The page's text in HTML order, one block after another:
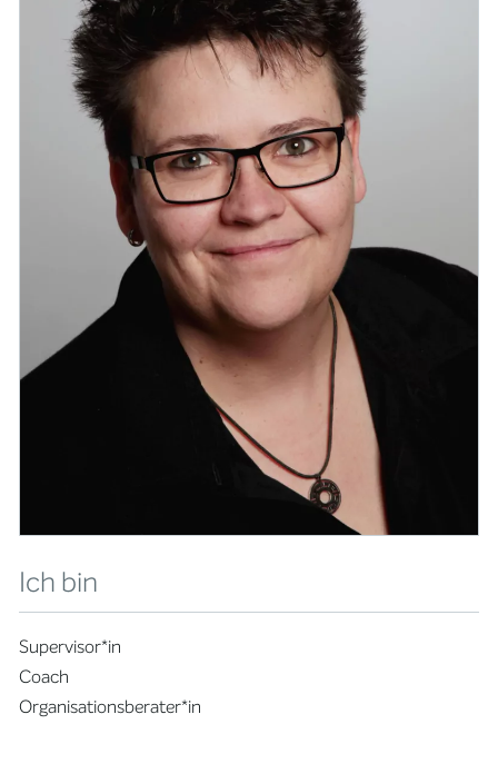
Ich bin
Supervisor*in
Coach
Organisationsberater*in